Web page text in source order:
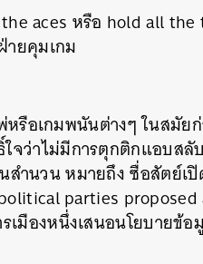
aces หรือ hold all the
ยคุมเกม
หรือเกมพนันต่างๆ ในสมัย
จว่าไม่มีการตุกติกแอบสลั
สำนวน หมายถึง ซื่อสัตย์เ
parties
เมืองหนึ่งเสนอนโยบายข้อ